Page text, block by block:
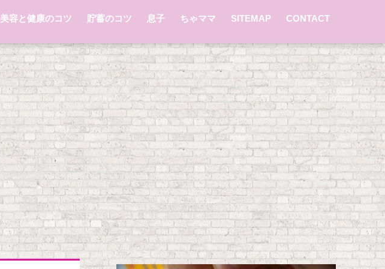
美容と健康のコツ 貯蓄のコツ 息子 ちゃママ SITEMAP CONTACT